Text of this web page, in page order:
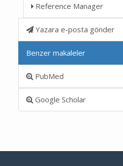
Reference Manager
Yazara e-posta gönder
Benzer makaleler
PubMed
Google Scholar